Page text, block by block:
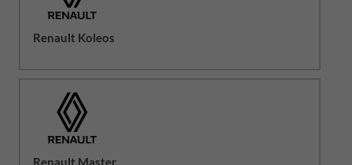
Renault Koleos
Renault Master